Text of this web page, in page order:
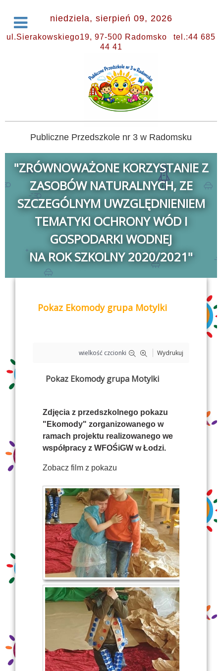
niedziela, sierpień 09, 2026
ul.Sierakowskiego19, 97-500 Radomsko
tel.:44 685
44 41
Publiczne Przedszkole nr 3 w Radomsku
"ZRÓWNOWAŻONE KORZYSTANIE Z
ZASOBÓW NATURALNYCH, ZE
SZCZEGÓLNYM UWZGLĘDNIENIEM
TEMATYKI OCHRONY WÓD I
GOSPODARKI WODNEJ
NA ROK SZKOLNY 2020/2021"
Pokaz Ekomody grupa Motylki
wielkość czcionki Wydrukuj
Pokaz Ekomody grupa Motylki
Zdjęcia z przedszkolnego pokazu
"Ekomody" zorganizowanego w
ramach projektu realizowanego we
współpracy z WFOŚiGW w Łodzi.
Zobacz film z pokazu